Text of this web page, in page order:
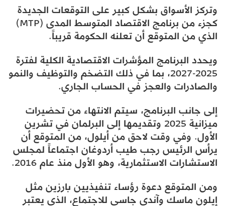
وتركز الأسواق بشكل كبير على التوقعات الجديدة
كجزء من برنامج الاقتصاد المتوسط المدى (MTP)
الذي من المتوقع أن تعلنه الحكومة قريباً.
ويحدد البرنامج المؤشرات الاقتصادية الكلية لفترة
2025-2027، بما في ذلك التضخم والتوظيف والنمو
والصادرات والعجز في الحساب الجاري.
إلى جانب البرنامج، سيتم الانتهاء من تحضيرات
ميزانية 2025 وتقديمها إلى البرلمان في تشرين
الأول. وفي وقت لاحق من أيلول، من المتوقع أن
يرأس الرئيس رجب طيب أردوغان اجتماعاً لمجلس
الاستشارات الاستثمارية، وهو الأول منذ عام 2016.
ومن المتوقع دعوة رؤساء تنفيذيين بارزين مثل
إيلون ماسك وآندي جاسي للاجتماع، الذي يعتبر